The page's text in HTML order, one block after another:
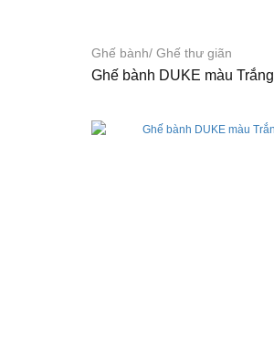
Ghế bành/ Ghế thư giãn
Ghế bành DUKE màu Trắng